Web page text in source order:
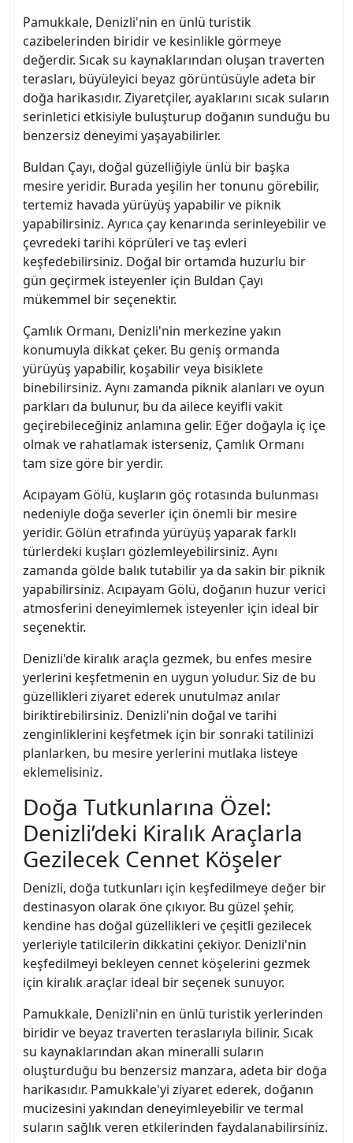
Pamukkale, Denizli'nin en ünlü turistik
cazibelerinden biridir ve kesinlikle görmeye
değerdir. Sıcak su kaynaklarından oluşan traverten
terasları, büyüleyici beyaz görüntüsüyle adeta bir
doğa harikasıdır. Ziyaretçiler, ayaklarını sıcak suların
serinletici etkisiyle buluşturup doğanın sunduğu bu
benzersiz deneyimi yaşayabilirler.
Buldan Çayı, doğal güzelliğiyle ünlü bir başka
mesire yeridir. Burada yeşilin her tonunu görebilir,
tertemiz havada yürüyüş yapabilir ve piknik
yapabilirsiniz. Ayrıca çay kenarında serinleyebilir ve
çevredeki tarihi köprüleri ve taş evleri
keşfedebilirsiniz. Doğal bir ortamda huzurlu bir
gün geçirmek isteyenler için Buldan Çayı
mükemmel bir seçenektir.
Çamlık Ormanı, Denizli'nin merkezine yakın
konumuyla dikkat çeker. Bu geniş ormanda
yürüyüş yapabilir, koşabilir veya bisiklete
binebilirsiniz. Aynı zamanda piknik alanları ve oyun
parkları da bulunur, bu da ailece keyifli vakit
geçirebileceğiniz anlamına gelir. Eğer doğayla iç içe
olmak ve rahatlamak isterseniz, Çamlık Ormanı
tam size göre bir yerdir.
Acıpayam Gölü, kuşların göç rotasında bulunması
nedeniyle doğa severler için önemli bir mesire
yeridir. Gölün etrafında yürüyüş yaparak farklı
türlerdeki kuşları gözlemleyebilirsiniz. Aynı
zamanda gölde balık tutabilir ya da sakin bir piknik
yapabilirsiniz. Acıpayam Gölü, doğanın huzur verici
atmosferini deneyimlemek isteyenler için ideal bir
seçenektir.
Denizli'de kiralık araçla gezmek, bu enfes mesire
yerlerini keşfetmenin en uygun yoludur. Siz de bu
güzellikleri ziyaret ederek unutulmaz anılar
biriktirebilirsiniz. Denizli'nin doğal ve tarihi
zenginliklerini keşfetmek için bir sonraki tatilinizi
planlarken, bu mesire yerlerini mutlaka listeye
eklemelisiniz.
Doğa Tutkunlarına Özel:
Denizli’deki Kiralık Araçlarla
Gezilecek Cennet Köşeler
Denizli, doğa tutkunları için keşfedilmeye değer bir
destinasyon olarak öne çıkıyor. Bu güzel şehir,
kendine has doğal güzellikleri ve çeşitli gezilecek
yerleriyle tatilcilerin dikkatini çekiyor. Denizli'nin
keşfedilmeyi bekleyen cennet köşelerini gezmek
için kiralık araçlar ideal bir seçenek sunuyor.
Pamukkale, Denizli'nin en ünlü turistik yerlerinden
biridir ve beyaz traverten teraslarıyla bilinir. Sıcak
su kaynaklarından akan mineralli suların
oluşturduğu bu benzersiz manzara, adeta bir doğa
harikasıdır. Pamukkale'yi ziyaret ederek, doğanın
mucizesini yakından deneyimleyebilir ve termal
suların sağlık veren etkilerinden faydalanabilirsiniz.